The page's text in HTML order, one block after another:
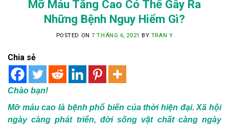
Mỡ Máu Tăng Cao Có Thể Gây Ra
Những Bệnh Nguy Hiểm Gì?
POSTED ON7 THÁNG 6, 2021 BY TRAN Y
Chia sẻ
Chào bạn!
Mỡ máu cao là bệnh phổ biến của thời hiện đại. Xã hội
ngày càng phát triển, đời sống vật chất càng ngày